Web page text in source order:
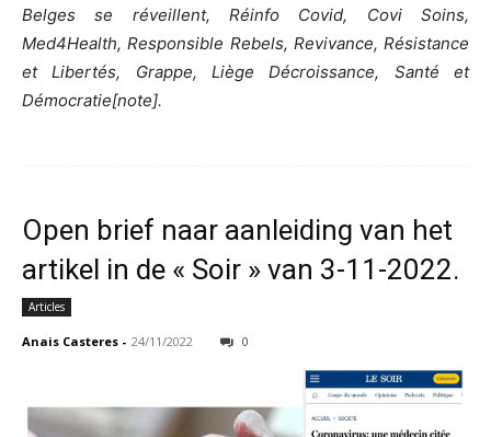
Belges se réveillent, Réinfo Covid, Covi Soins,
Med4Health, Responsible Rebels, Revivance, Résistance
et Libertés, Grappe, Liège Décroissance, Santé et
Démocratie[note].
Open brief naar aanleiding van het
artikel in de « Soir » van 3-11-2022.
Articles
Anais Casteres - 24/11/2022 0